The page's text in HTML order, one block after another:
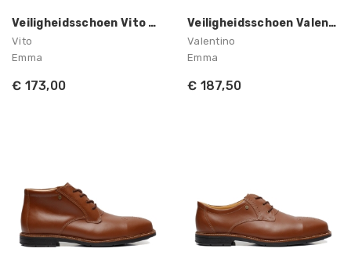
Veiligheidsschoen Vito S3 Heren Emma
Vito
Emma
€ 173,00
Veiligheidsschoen Valentino S3 Heren...
Valentino
Emma
€ 187,50